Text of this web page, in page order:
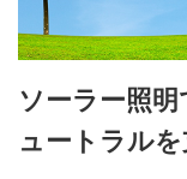
ソーラー照
ュートラルを